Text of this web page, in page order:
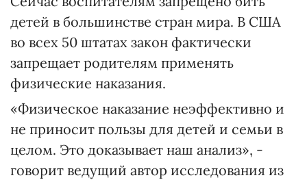
детей в большинстве стран мира. В США
во всех 50 штатах закон фактически
запрещает родителям применять
физические наказания.
«Физическое наказание неэффективно и
не приносит пользы для детей и семьи в
целом. Это доказывает наш анализ», -
говорит ведущий автор исследования из